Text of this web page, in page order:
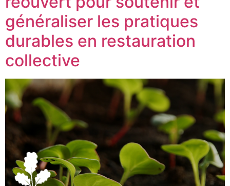
généraliser les pratiques
durables en restauration
collective